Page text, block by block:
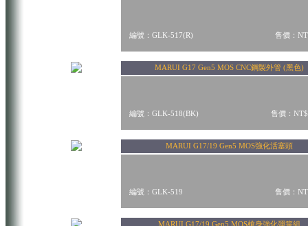
編號：GLK-517(R) 售價：
MARUI G17 Gen5 MOS CNC鋼製外管 (黑色)
編號：GLK-518(BK) 售價：
MARUI G17/19 Gen5 MOS強化活塞頭
編號：GLK-519 售價：
MARUI G17/19 Gen5 MOS槍身強化彈簧組